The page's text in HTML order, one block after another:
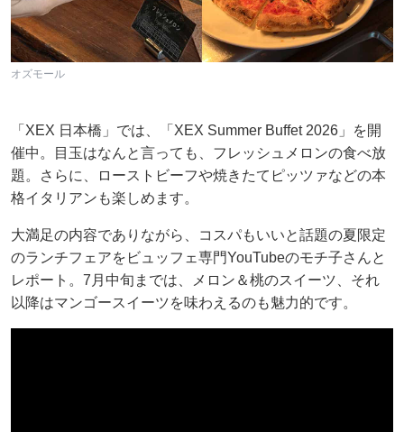
オズモール
「XEX 日本橋」では、「XEX Summer Buffet 2026」を開
催中。目玉はなんと言っても、フレッシュメロンの食べ放
題。さらに、ローストビーフや焼きたてピッツァなどの本
格イタリアンも楽しめます。
大満足の内容でありながら、コスパもいいと話題の夏限定
のランチフェアをビュッフェ専門YouTubeのモチ子さんと
レポート。7月中旬までは、メロン＆桃のスイーツ、それ
以降はマンゴースイーツを味わえるのも魅力的です。